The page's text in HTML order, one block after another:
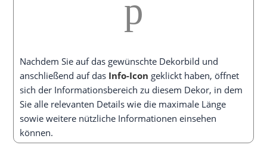
p
Nach­dem Sie auf das gewünsch­te Dekor­bild und
anschlie­ßend auf das Info-Icon geklickt haben, öff­net
sich der Infor­ma­ti­ons­be­reich zu die­sem Dekor, in dem
Sie alle rele­van­ten Details wie die maxi­ma­le Län­ge
sowie wei­te­re nütz­li­che Infor­ma­tio­nen ein­se­hen
können.